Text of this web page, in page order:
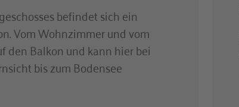
befindet sich ein
Vom Wohnzimmer und vom
den Balkon und kann hier bei
bis zum Bodensee